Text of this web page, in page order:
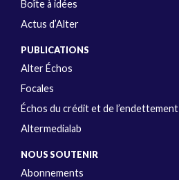
Boîte à idées
Actus d’Alter
PUBLICATIONS
Alter Échos
Focales
Échos du crédit et de l’endettement
Altermedialab
NOUS SOUTENIR
Abonnements